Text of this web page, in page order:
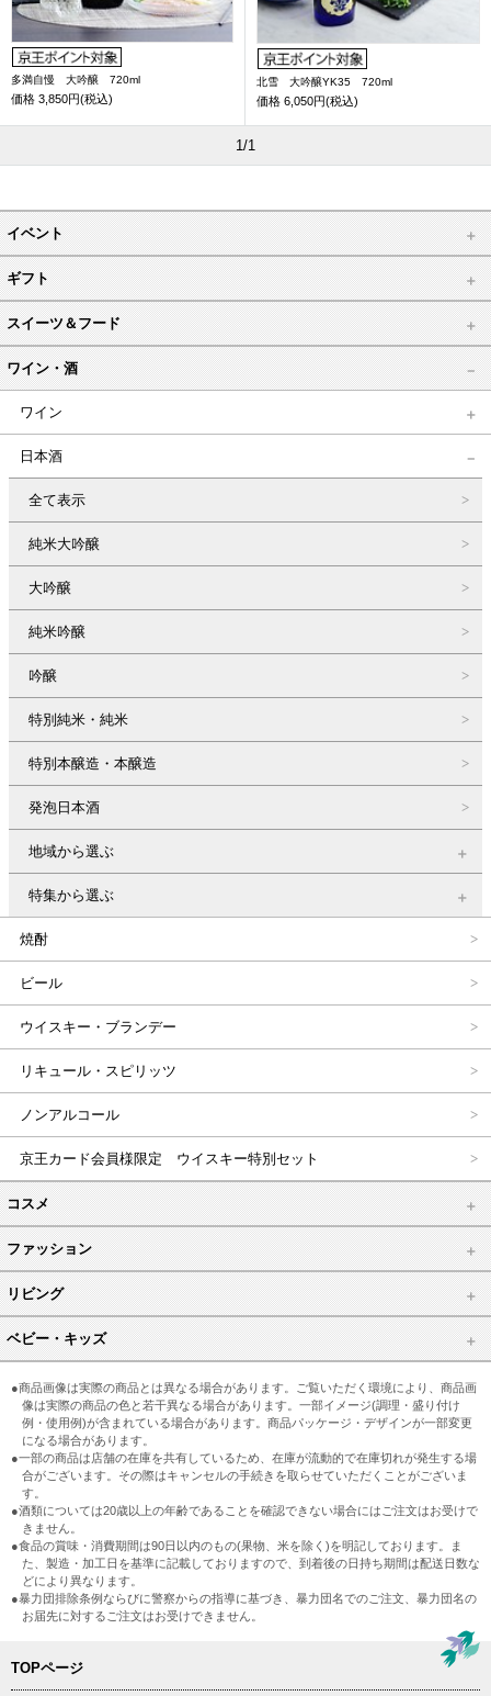
多満自慢 大吟醸 720ml
価格 3,850円(税込)
北雪 大吟醸YK35 720ml
価格 6,050円(税込)
1/1
イベント
ギフト
スイーツ＆フード
ワイン・酒
ワイン
日本酒
全て表示
純米大吟醸
大吟醸
純米吟醸
吟醸
特別純米・純米
特別本醸造・本醸造
発泡日本酒
地域から選ぶ
特集から選ぶ
焼酎
ビール
ウイスキー・ブランデー
リキュール・スピリッツ
ノンアルコール
京王カード会員様限定 ウイスキー特別セット
コスメ
ファッション
リビング
ベビー・キッズ
●商品画像は実際の商品とは異なる場合があります。ご覧いただく環境により、商品画
像は実際の商品の色と若干異なる場合があります。一部イメージ(調理・盛り付け
例・使用例)が含まれている場合があります。商品パッケージ・デザインが一部変更
になる場合があります。
●一部の商品は店舗の在庫を共有しているため、在庫が流動的で在庫切れが発生する場
合がございます。その際はキャンセルの手続きを取らせていただくことがございま
す。
●酒類については20歳以上の年齢であることを確認できない場合にはご注文はお受けで
きません。
●食品の賞味・消費期間は90日以内のもの(果物、米を除く)を明記しております。ま
た、製造・加工日を基準に記載しておりますので、到着後の日持ち期間は配送日数な
どにより異なります。
●暴力団排除条例ならびに警察からの指導に基づき、暴力団名でのご注文、暴力団名の
お届先に対するご注文はお受けできません。
TOPページ